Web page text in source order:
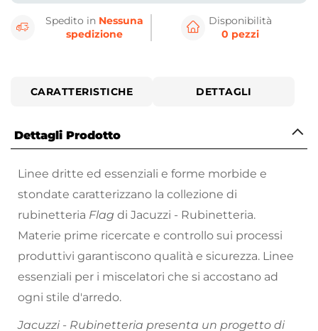
Spedito in Nessuna
spedizione
Disponibilità
0 pezzi
CARATTERISTICHE DETTAGLI
Dettagli Prodotto
Linee dritte ed essenziali e forme morbide e
stondate caratterizzano la collezione di
rubinetteria Flag di Jacuzzi - Rubinetteria.
Materie prime ricercate e controllo sui processi
produttivi garantiscono qualità e sicurezza. Linee
essenziali per i miscelatori che si accostano ad
ogni stile d'arredo.
Jacuzzi - Rubinetteria presenta un progetto di